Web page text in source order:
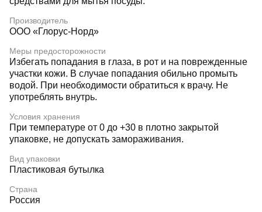
Производитель
ООО «Глорус-Норд»
Меры предосторожности
Избегать попадания в глаза, в рот и на поврежденные
участки кожи. В случае попадания обильно промыть
водой. При необходимости обратиться к врачу. Не
употреблять внутрь.
Условия хранения
При температуре от 0 до +30 в плотно закрытой
упаковке, не допускать замораживания.
Вид упаковки
Пластиковая бутылка
Страна
Россия